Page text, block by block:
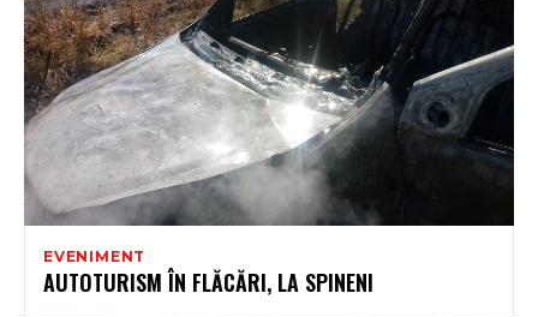
EVENIMENT
AUTOTURISM ÎN FLĂCĂRI, LA SPINENI